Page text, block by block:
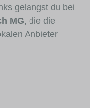
gelangst du bei
MG, die die
Anbieter